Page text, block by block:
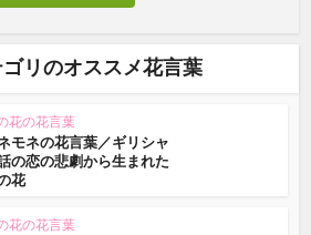
ゴリのオススメ花言葉
花の花言葉
モネの花言葉／ギリシャ
の恋の悲劇から生まれた
花
花の花言葉